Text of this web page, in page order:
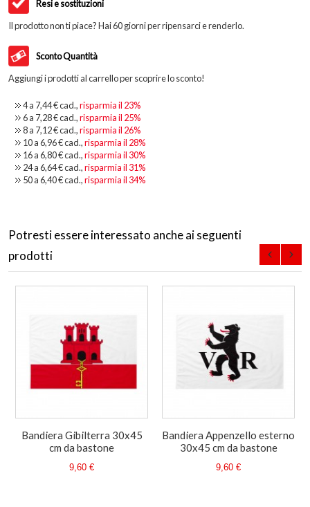
Resi e sostituzioni
Il prodotto non ti piace? Hai 60 giorni per ripensarci e renderlo.
Sconto Quantità
Aggiungi i prodotti al carrello per scoprire lo sconto!
4 a 7,44 €cad.,risparmia il 23%
6 a 7,28 €cad.,risparmia il 25%
8 a 7,12 €cad.,risparmia il 26%
10 a6,96 €cad.,risparmia il 28%
16 a6,80 €cad.,risparmia il 30%
24 a6,64 €cad.,risparmia il 31%
50 a6,40 €cad.,risparmia il 34%
Potresti essere interessato anche ai seguenti
prodotti
Bandiera Gibilterra 30x45
cm da bastone
9,60 €
Bandiera Appenzello esterno
30x45 cm da bastone
9,60 €